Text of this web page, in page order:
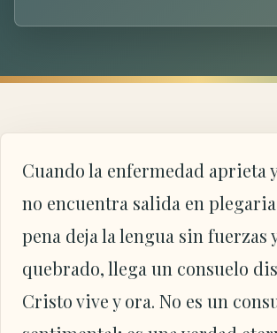
Cuando la enfermedad aprieta
no encuentra salida en
pena deja la lengua sin fuerzas
quebrado, llega un consuelo
Cristo vive y ora. No es un